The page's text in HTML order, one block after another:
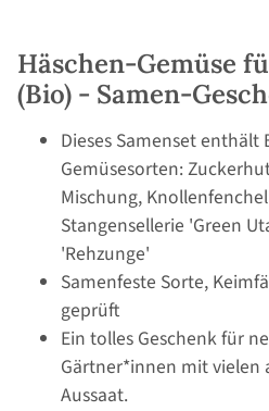
Häschen-Gemüse
(Bio) - Samen-
Dieses Samenset enthält
Gemüsesorten:
Mischung,
Stangensellerie 'Green
'Rehzunge'
Samenfeste Sorte,
geprüft
Ein tolles Geschenk für
Gärtner*innen mit vielen
Aussaat.